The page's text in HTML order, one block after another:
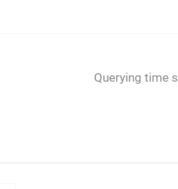
Querying time